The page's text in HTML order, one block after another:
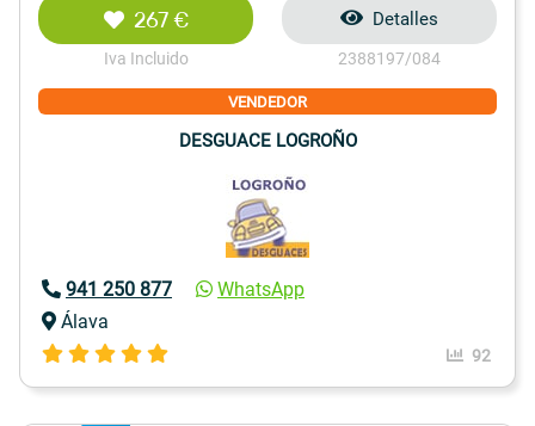
267 €
Iva Incluido
Detalles
2388197/084
VENDEDOR
DESGUACE LOGROÑO
941 250 877
WhatsApp
Álava
92